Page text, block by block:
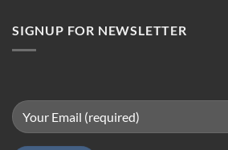
SIGNUP FOR NEWSLETTER